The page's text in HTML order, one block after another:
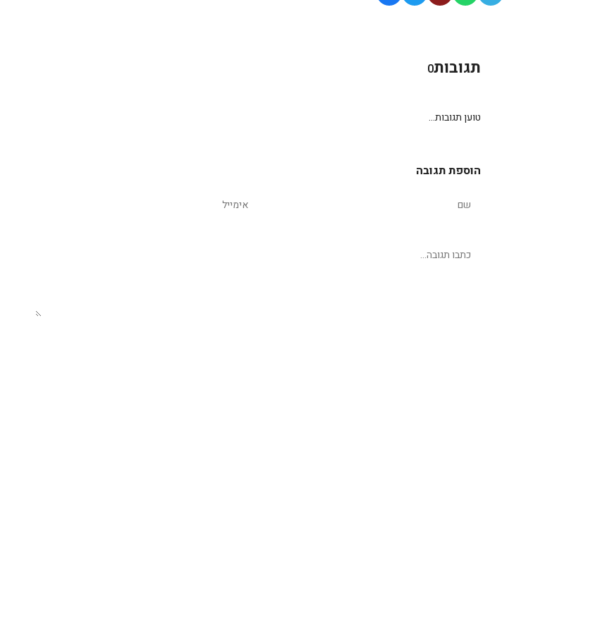
תגובות0
טוען תגובות...
הוספת תגובה